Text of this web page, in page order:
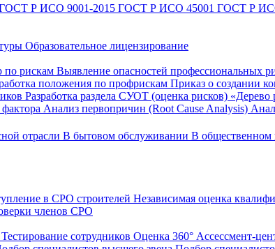
Р ИСО 9001-2015 ГОСТ Р ИСО 45001 ГОСТ Р
Образовательное лицензирование
по рискам Выявление опасностей профессиональных
положения по профрискам Приказ о создании
Разработка раздела СУОТ (оценка рисков) «Дерево
Анализ первопричин (Root Cause Analysis)
отрасли В бытовом обслуживании В общественном
в СРО строителей Независимая оценка
членов СРО
Тестирование сотрудников Оценка 360° Ассессмент-